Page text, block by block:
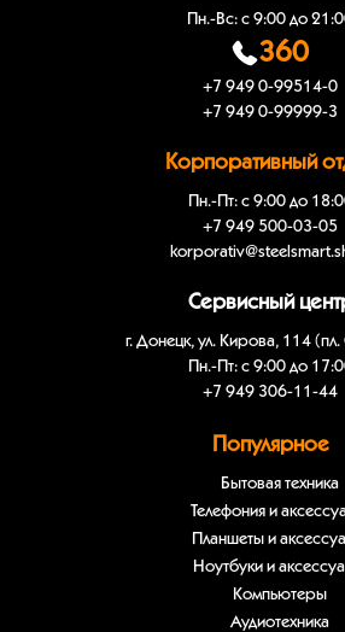
Пн.-Вс: с 9:00 до
360
+7 949 0-99514-0
+7 949 0-99999-3
Корпоративный
Пн.-Пт: с 9:00 до
+7 949 500-03-05
Сервисный
г. Донецк, ул. Кирова, 114
Пн.-Пт: с 9:00 до
+7 949 306-11-44
Популярное
Бытовая техника
Телефония и
Планшеты и
Ноутбуки и
Компьютеры
Аудиотехника